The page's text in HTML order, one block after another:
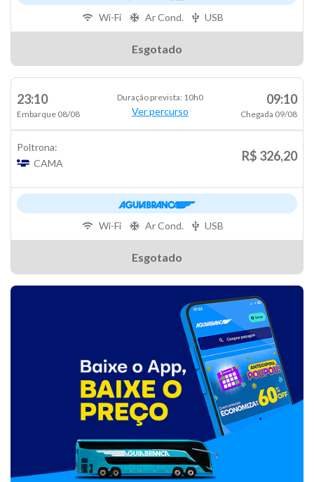
Esgotado
Wi-Fi Ar Cond. USB
23:10
Embarque 08/08
Duração prevista: 10h0
Ver percurso
09:10
Chegada 09/08
Poltrona:
CAMA
R$ 326,20
Esgotado
Wi-Fi Ar Cond. USB